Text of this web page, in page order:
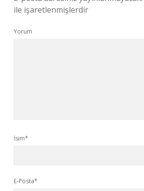
ile işaretlenmişlerdir
Yorum
İsim*
E-Posta*